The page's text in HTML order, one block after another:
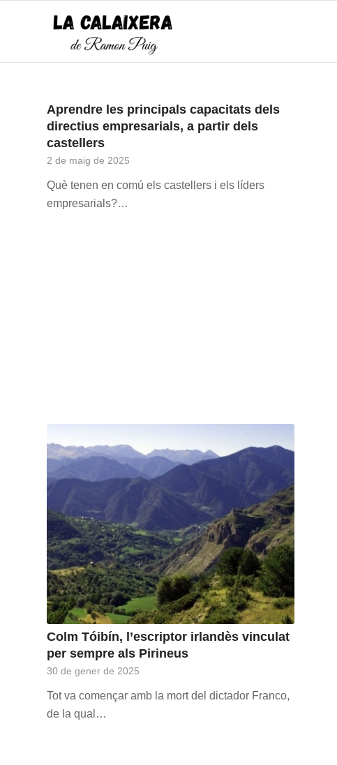
Aprendre les principals capacitats dels
directius empresarials, a partir dels
castellers
2 de maig de 2025
Què tenen en comú els castellers i els líders
empresarials?…
Colm Tóibín, l’escriptor irlandès vinculat
per sempre als Pirineus
30 de gener de 2025
Tot va començar amb la mort del dictador Franco,
de la qual…